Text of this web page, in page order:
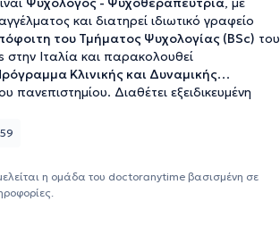
και διατηρεί ιδιωτικό γραφείο
του Τμήματος Ψυχολογίας (BSc) του
Ιταλία και παρακολουθεί
Κλινικής και Δυναμικής
πανεπιστημίου. Διαθέτει εξειδικευμένη
(ADHD) και τις αγχώδεις διαταραχές.
(ΔΕΠΥ). Η εξειδίκευσή της στον τομέα
την παρακολούθηση σχετικού
η ομάδα του doctoranytime βασισμένη σε